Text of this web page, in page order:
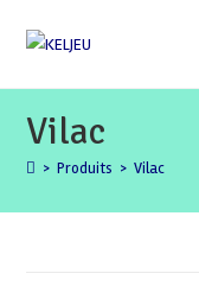
Vilac
> Produits > Vilac